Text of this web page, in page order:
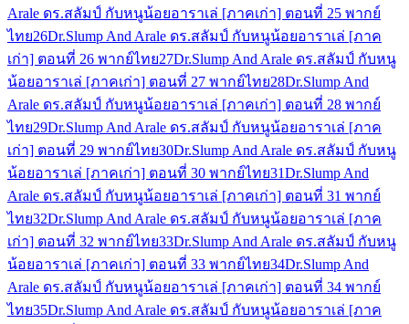
Arale ดร.สลัมป์ กับหนูน้อยอาราเล่ [ภาคเก่า] ตอนที่ 25 พากย์
ไทย26Dr.Slump And Arale ดร.สลัมป์ กับหนูน้อยอาราเล่ [ภาค
เก่า] ตอนที่ 26 พากย์ไทย27Dr.Slump And Arale ดร.สลัมป์ กับหนู
น้อยอาราเล่ [ภาคเก่า] ตอนที่ 27 พากย์ไทย28Dr.Slump And
Arale ดร.สลัมป์ กับหนูน้อยอาราเล่ [ภาคเก่า] ตอนที่ 28 พากย์
ไทย29Dr.Slump And Arale ดร.สลัมป์ กับหนูน้อยอาราเล่ [ภาค
เก่า] ตอนที่ 29 พากย์ไทย30Dr.Slump And Arale ดร.สลัมป์ กับหนู
น้อยอาราเล่ [ภาคเก่า] ตอนที่ 30 พากย์ไทย31Dr.Slump And
Arale ดร.สลัมป์ กับหนูน้อยอาราเล่ [ภาคเก่า] ตอนที่ 31 พากย์
ไทย32Dr.Slump And Arale ดร.สลัมป์ กับหนูน้อยอาราเล่ [ภาค
เก่า] ตอนที่ 32 พากย์ไทย33Dr.Slump And Arale ดร.สลัมป์ กับหนู
น้อยอาราเล่ [ภาคเก่า] ตอนที่ 33 พากย์ไทย34Dr.Slump And
Arale ดร.สลัมป์ กับหนูน้อยอาราเล่ [ภาคเก่า] ตอนที่ 34 พากย์
ไทย35Dr.Slump And Arale ดร.สลัมป์ กับหนูน้อยอาราเล่ [ภาค